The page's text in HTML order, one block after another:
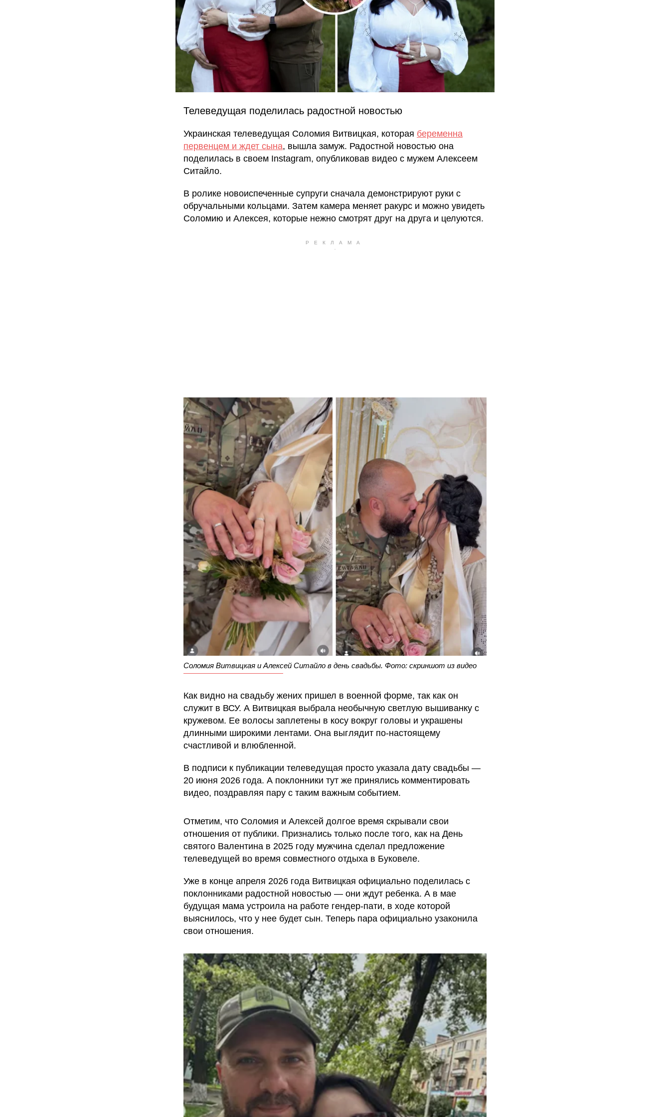
Телеведущая поделилась радостной новостью
Украинская телеведущая Соломия Витвицкая, которая беременна
первенцем и ждет сына, вышла замуж. Радостной новостью она
поделилась в своем Instagram, опубликовав видео с мужем Алексеем
Ситайло.
В ролике новоиспеченные супруги сначала демонстрируют руки с
обручальными кольцами. Затем камера меняет ракурс и можно увидеть
Соломию и Алексея, которые нежно смотрят друг на друга и целуются.
Соломия Витвицкая и Алексей Ситайло в день свадьбы. Фото: скриншот из видео
Как видно на свадьбу жених пришел в военной форме, так как он
служит в ВСУ. А Витвицкая выбрала необычную светлую вышиванку с
кружевом. Ее волосы заплетены в косу вокруг головы и украшены
длинными широкими лентами. Она выглядит по-настоящему
счастливой и влюбленной.
В подписи к публикации телеведущая просто указала дату свадьбы —
20 июня 2026 года. А поклонники тут же принялись комментировать
видео, поздравляя пару с таким важным событием.
Отметим, что Соломия и Алексей долгое время скрывали свои
отношения от публики. Признались только после того, как на День
святого Валентина в 2025 году мужчина сделал предложение
телеведущей во время совместного отдыха в Буковеле.
Уже в конце апреля 2026 года Витвицкая официально поделилась с
поклонниками радостной новостью — они ждут ребенка. А в мае
будущая мама устроила на работе гендер-пати, в ходе которой
выяснилось, что у нее будет сын. Теперь пара официально узаконила
свои отношения.